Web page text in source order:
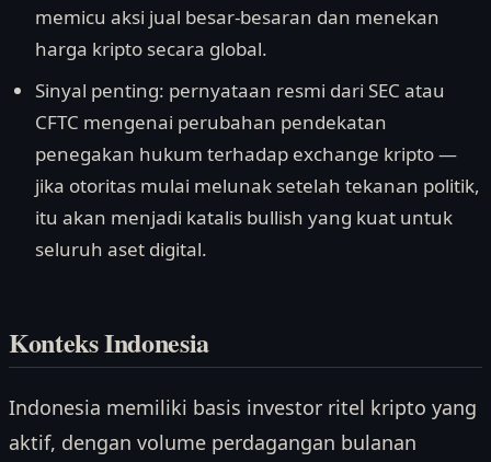
memicu aksi jual besar-besaran dan menekan
harga kripto secara global.
Sinyal penting: pernyataan resmi dari SEC atau
CFTC mengenai perubahan pendekatan
penegakan hukum terhadap exchange kripto —
jika otoritas mulai melunak setelah tekanan politik,
itu akan menjadi katalis bullish yang kuat untuk
seluruh aset digital.
Konteks Indonesia
Indonesia memiliki basis investor ritel kripto yang
aktif, dengan volume perdagangan bulanan